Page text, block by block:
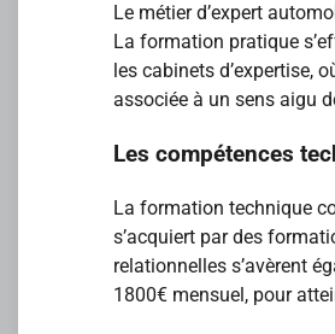
Le métier d’expert
La formation pratique
les cabinets d’expertise,
associée à un sens aigu
Les compétences
La formation technique
s’acquiert par des
relationnelles s’avèrent
1800€ mensuel, pour